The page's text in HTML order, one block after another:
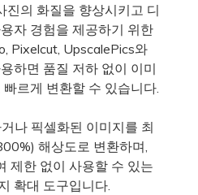
진의 화질을 향상시키고 디
자 경험을 제공하기 위한
Pixelcut, UpscalePics와
하면 품질 저하 없이 이미
르게 변환할 수 있습니다.
나 픽셀화된 이미지를 최
해상도로 변환하며,
제한 없이 사용할 수 있는
확대 도구입니다.